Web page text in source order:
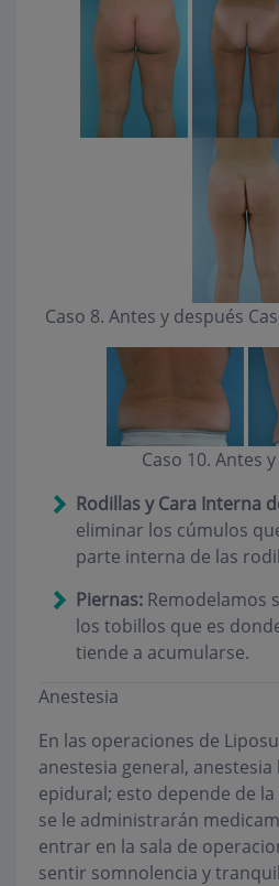
Caso 8. Antes y después
Caso 10. Antes
Rodillas y Cara Interna
eliminar los cúmulos
parte interna de las
Piernas: Remodelamos
los tobillos que es
tiende a acumularse.
Anestesia
En las operaciones de
anestesia general,
epidural; esto depende de
se le administrarán
entrar en la sala de
sentir somnolencia y